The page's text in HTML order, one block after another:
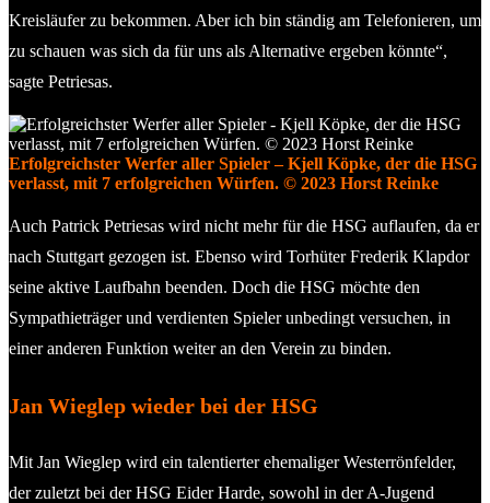
Kreisläufer zu bekommen. Aber ich bin ständig am Telefonieren, um
zu schauen was sich da für uns als Alternative ergeben könnte“,
sagte Petriesas.
Erfolgreichster Werfer aller Spieler – Kjell Köpke, der die HSG
verlasst, mit 7 erfolgreichen Würfen. © 2023 Horst Reinke
Auch Patrick Petriesas wird nicht mehr für die HSG auflaufen, da er
nach Stuttgart gezogen ist. Ebenso wird Torhüter Frederik Klapdor
seine aktive Laufbahn beenden. Doch die HSG möchte den
Sympathieträger und verdienten Spieler unbedingt versuchen, in
einer anderen Funktion weiter an den Verein zu binden.
Jan Wieglep wieder bei der HSG
Mit Jan Wieglep wird ein talentierter ehemaliger Westerrönfelder,
der zuletzt bei der HSG Eider Harde, sowohl in der A-Jugend